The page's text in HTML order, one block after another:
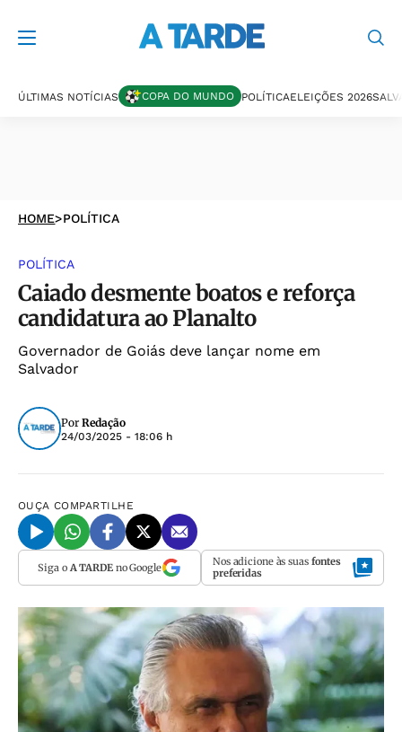
ÚLTIMAS NOTÍCIAS COPA DO MUNDO POLÍTICAELEIÇÕES 2026
HOME>POLÍTICA
POLÍTICA
Caiado desmente boatos e reforça
candidatura ao Planalto
Governador de Goiás deve lançar nome em
Salvador
Por Redação
24/03/2025 - 18:06 h
OUÇA COMPARTILHE
Siga o A TARDEno Google Nos adicione às suas fontes
preferidas